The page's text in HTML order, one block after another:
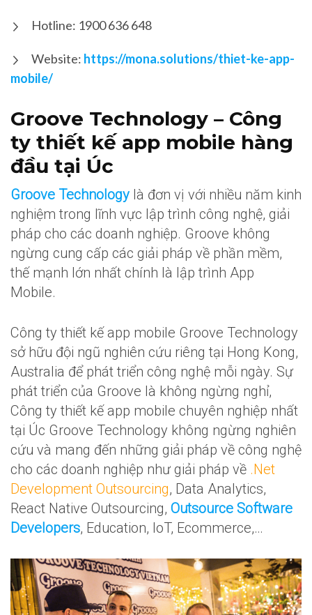
Hotline: 1900 636 648
Website: https://mona.solutions/thiet-ke-app-
mobile/
Groove Technology – Công
ty thiết kế app mobile hàng
đầu tại Úc
Groove Technology là đơn vị với nhiều năm kinh
nghiệm trong lĩnh vực lập trình công nghệ, giải
pháp cho các doanh nghiệp. Groove không
ngừng cung cấp các giải pháp về phần mềm,
thế mạnh lớn nhất chính là lập trình App
Mobile.
Công ty thiết kế app mobile Groove Technology
sở hữu đội ngũ nghiên cứu riêng tại Hong Kong,
Australia để phát triển công nghệ mỗi ngày. Sự
phát triển của Groove là không ngừng nghỉ,
Công ty thiết kế app mobile chuyên nghiệp nhất
tại Úc Groove Technology không ngừng nghiên
cứu và mang đến những giải pháp về công nghệ
cho các doanh nghiệp như giải pháp về .Net
Development Outsourcing, Data Analytics,
React Native Outsourcing, Outsource Software
Developers, Education, IoT, Ecommerce,…